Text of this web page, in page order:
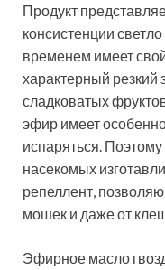
Продукт
консистенции
временем имеет
характерный резкий
сладковатых
эфир имеет
испаряться.
насекомых
репеллент,
мошек и даже от
Эфирное масло